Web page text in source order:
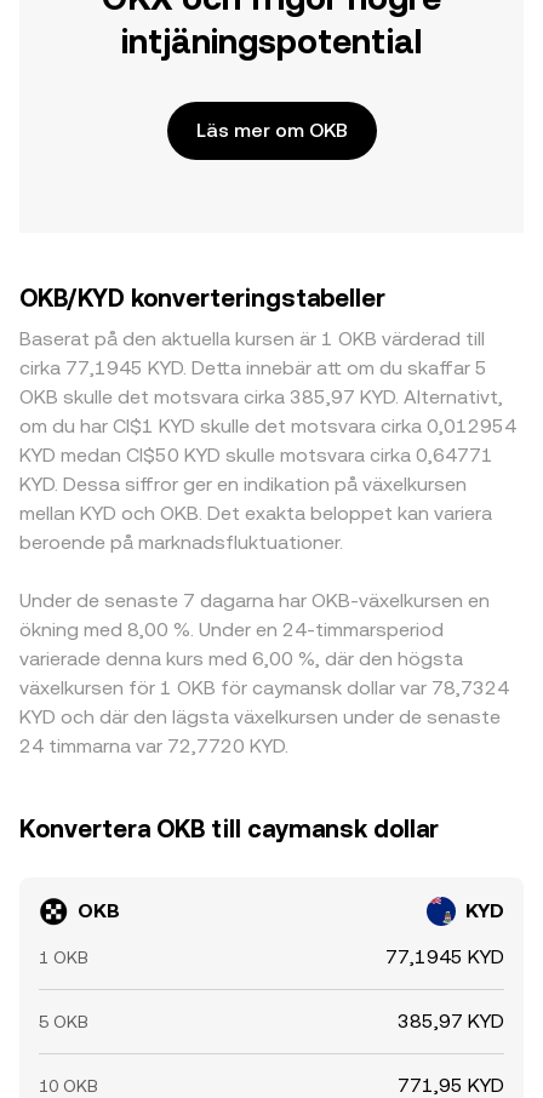
intjäningspotential
Läs mer om OKB
OKB/KYD konverteringstabeller
Baserat på den aktuella kursen är 1 OKB värderad till
cirka 77,1945 KYD. Detta innebär att om du skaffar 5
OKB skulle det motsvara cirka 385,97 KYD. Alternativt,
om du har CI$1 KYD skulle det motsvara cirka 0,012954
KYD medan CI$50 KYD skulle motsvara cirka 0,64771
KYD. Dessa siffror ger en indikation på växelkursen
mellan KYD och OKB. Det exakta beloppet kan variera
beroende på marknadsfluktuationer.
Under de senaste 7 dagarna har OKB-växelkursen en
ökning med 8,00 %. Under en 24-timmarsperiod
varierade denna kurs med 6,00 %, där den högsta
växelkursen för 1 OKB för caymansk dollar var 78,7324
KYD och där den lägsta växelkursen under de senaste
24 timmarna var 72,7720 KYD.
Konvertera OKB till caymansk dollar
OKB KYD
1 OKB 77,1945 KYD
5 OKB 385,97 KYD
10 OKB 771,95 KYD